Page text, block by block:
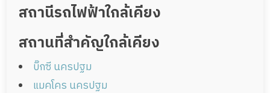
สถานีรถไฟฟ้าใกล้เคียง
สถานที่สำคัญใกล้เคียง
บิ๊กซี นครปฐม
แมคโคร นครปฐม